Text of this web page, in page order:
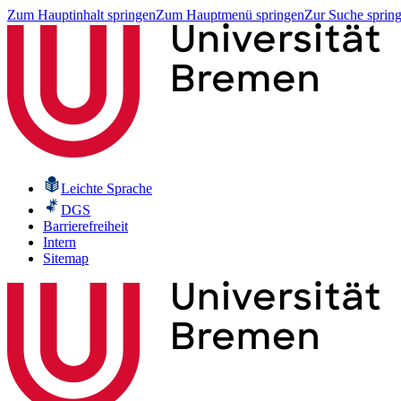
Zum Hauptinhalt springenZum Hauptmenü springenZur Suche
Leichte Sprache
DGS
Barrierefreiheit
Intern
Sitemap